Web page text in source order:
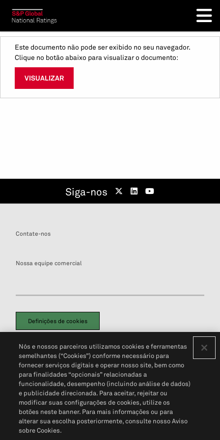
Este documento não pode ser exibido no seu navegador.
Clique no botão abaixo para visualizar o documento:
VISUALIZAR
Siga-nos
Contate-nos
Nossa equipe comercial
Definições de cookies
Política de PrivacidadePortal de privacidade do cliente (em inglês)
Não Venda Minhas Informações Pessoais© 2026 S&P Global
Nós e nossos parceiros utilizamos cookies e ferramentas
semelhantes (“Cookies”) conforme necessário para
fornecer serviços digitais e operar nosso site, bem como
para finalidades “opcionais” relacionadas a
funcionalidade, desempenho (incluindo análise de dados)
e publicidade direcionada. Para aceitar, rejeitar ou
modificar suas configurações de cookies, utilize os
botões neste banner. Para mais informações ou para
alterar sua escolha posteriormente, consulte nosso Aviso
sobre Cookies.